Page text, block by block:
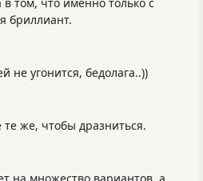
бриллиант.
не угонится, бедолага..))
те же, чтобы дразниться.
на множество вариантов, а